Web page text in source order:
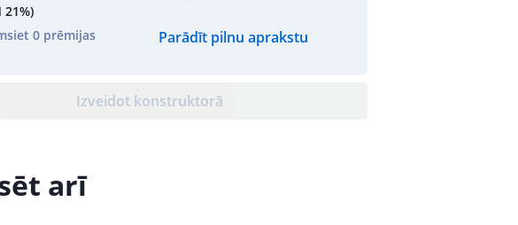
21%)
0 prēmijas Parādīt pilnu aprakstu
Izveidot konstruktorā
arī